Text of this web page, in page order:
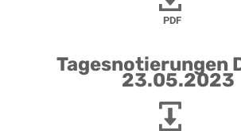
PDF
Tagesnotierungen
23.05.2023